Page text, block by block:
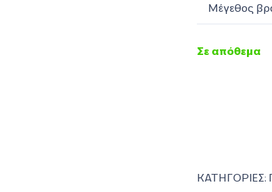
Μέγεθος
Σε απόθεμα
ΚΑΤΗΓΟΡΙΕΣ: